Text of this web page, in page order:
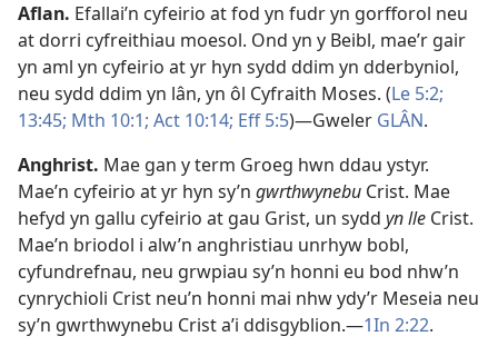
Aflan. Efallai’n cyfeirio at fod yn fudr yn gorfforol neu
at dorri cyfreithiau moesol. Ond yn y Beibl, mae’r gair
yn aml yn cyfeirio at yr hyn sydd ddim yn dderbyniol,
neu sydd ddim yn lân, yn ôl Cyfraith Moses. (Le 5:2;
13:45; Mth 10:1; Act 10:14; Eff 5:5)—Gweler GLÂN.
Anghrist. Mae gan y term Groeg hwn ddau ystyr.
Mae’n cyfeirio at yr hyn sy’n gwrthwynebu Crist. Mae
hefyd yn gallu cyfeirio at gau Grist, un sydd yn lle Crist.
Mae’n briodol i alw’n anghristiau unrhyw bobl,
cyfundrefnau, neu grwpiau sy’n honni eu bod nhw’n
cynrychioli Crist neu’n honni mai nhw ydy’r Meseia neu
sy’n gwrthwynebu Crist a’i ddisgyblion.—1In 2:22.